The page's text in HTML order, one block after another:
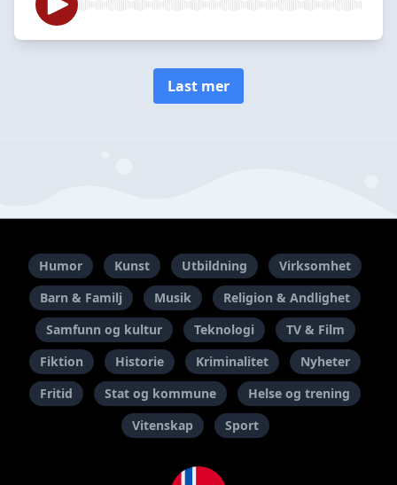
Last mer
Humor Kunst Utbildning
Virksomhet
Barn & Familj
Musik
Religion & Andlighet
Samfunn og kultur
Teknologi
TV & Film
Fiktion
Historie Kriminalitet
Nyheter
Fritid
Stat og kommune
Helse og trening
Vitenskap
Sport